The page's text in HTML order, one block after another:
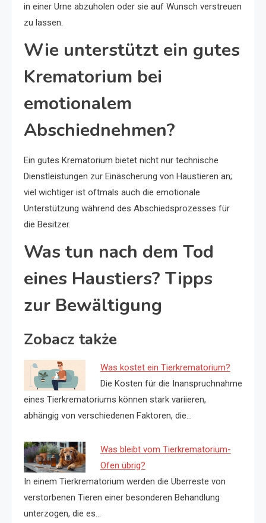
in einer Urne abzuholen oder sie auf Wunsch verstreuen
zu lassen.
Wie unterstützt ein gutes
Krematorium bei
emotionalem
Abschiednehmen?
Ein gutes Krematorium bietet nicht nur technische
Dienstleistungen zur Einäscherung von Haustieren an;
viel wichtiger ist oftmals auch die emotionale
Unterstützung während des Abschiedsprozesses für
die Besitzer.
Was tun nach dem Tod
eines Haustiers? Tipps
zur Bewältigung
Zobacz także
Was kostet ein Tierkrematorium?
Die Kosten für die Inanspruchnahme
eines Tierkrematoriums können stark variieren,
abhängig von verschiedenen Faktoren, die…
Was bleibt vom Tierkrematorium-
Ofen übrig?
In einem Tierkrematorium werden die Überreste von
verstorbenen Tieren einer besonderen Behandlung
unterzogen, die es…